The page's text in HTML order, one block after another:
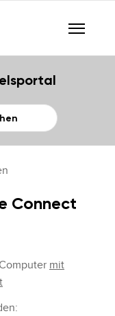
Connect
mit